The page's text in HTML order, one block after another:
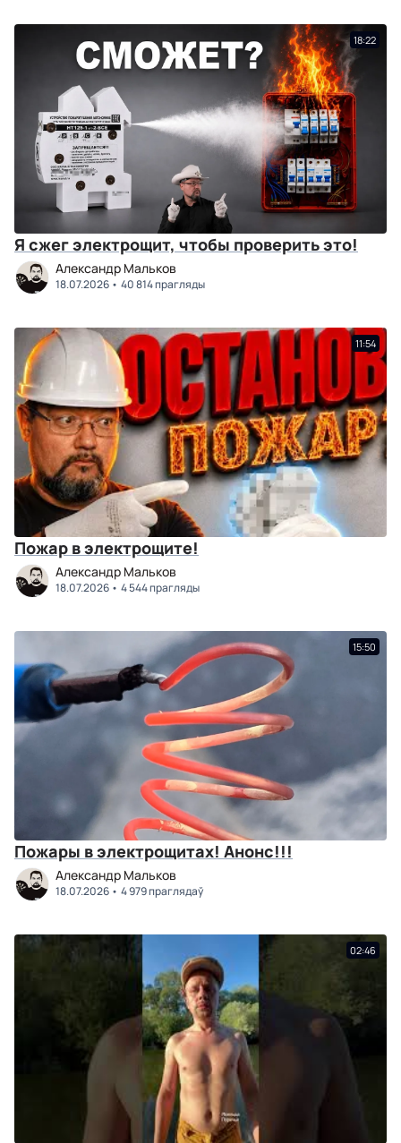
18:22
Я сжег электрощит, чтобы проверить это!
Александр Мальков
18.07.2026 40 814 прагляды
11:54
Пожар в электрощите!
Александр Мальков
18.07.2026 4 544 прагляды
15:50
Пожары в электрощитах! Анонс!!!
Александр Мальков
18.07.2026 4 979 праглядаў
02:46